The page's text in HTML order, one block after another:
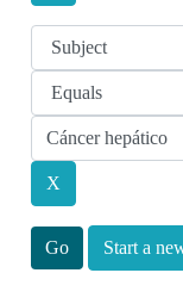
Start a